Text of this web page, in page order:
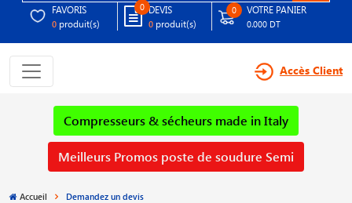
FAVORIS
0 produit(s)
0 DEVIS
0 produit(s)
0 VOTRE PANIER
0.000 DT
Accès Client
Compresseurs & sécheurs made in Italy
Meilleurs Promos poste de soudure Semi
Accueil Demandez un devis